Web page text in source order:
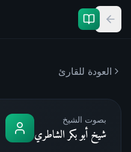
العودة للقارئ
بصوت الشيخ
شيخ أبو بكر الشاطري